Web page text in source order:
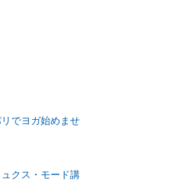
でヨガ始めませ
クス・モード講